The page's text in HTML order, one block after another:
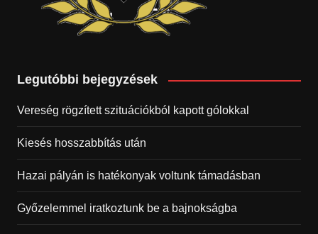
Legutóbbi bejegyzések
Vereség rögzített szituációkból kapott gólokkal
Kiesés hosszabbítás után
Hazai pályán is hatékonyak voltunk támadásban
Győzelemmel iratkoztunk be a bajnokságba